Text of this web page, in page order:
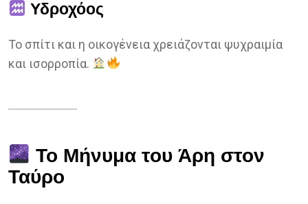
Υδροχόος
Το σπίτι και η οικογένεια χρειάζονται ψυχραιμία
και ισορροπία.
Το Μήνυμα του Άρη στον
Ταύρο